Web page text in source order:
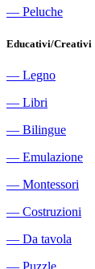
― Peluche
Educativi/Creativi
― Legno
― Libri
― Bilingue
― Emulazione
― Montessori
― Costruzioni
― Da tavola
― Puzzle